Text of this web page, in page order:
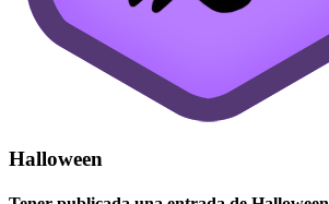
Halloween